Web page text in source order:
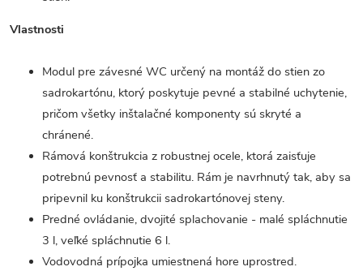
Vlastnosti
Modul pre závesné WC určený na montáž do stien zo
sadrokartónu, ktorý poskytuje pevné a stabilné uchytenie,
pričom všetky inštalačné komponenty sú skryté a
chránené.
Rámová konštrukcia z robustnej ocele, ktorá zaisťuje
potrebnú pevnosť a stabilitu. Rám je navrhnutý tak, aby sa
pripevnil ku konštrukcii sadrokartónovej steny.
Predné ovládanie, dvojité splachovanie - malé spláchnutie
3 l, veľké spláchnutie 6 l.
Vodovodná prípojka umiestnená hore uprostred.